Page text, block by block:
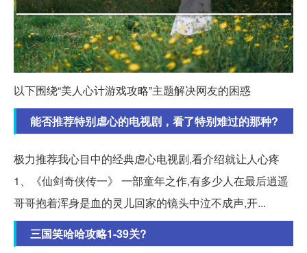
以下围绕“美人心计游戏攻略”主题解决网友的困惑
能否推荐特别虐心的电视剧，看了特别难过的那种?
极力推荐我心目中的经典虐心电视剧,看介绍就让人心疼
1、《仙剑奇侠传一》 一部童年之作,有多少人在最后逍遥
哥哥抱着浑身是血的灵儿回家的镜头中泣不成声,开...
三国笑哈哈攻略1-39关?